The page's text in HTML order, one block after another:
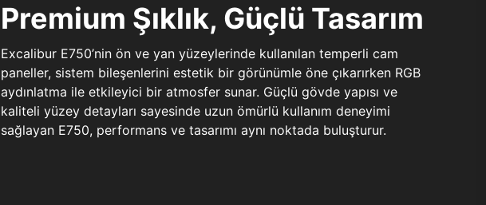
Premium Şıklık, Güçlü Tasarım
Excalibur E750’nin ön ve yan yüzeylerinde kullanılan temperli cam
paneller, sistem bileşenlerini estetik bir görünümle öne çıkarırken RGB
aydınlatma ile etkileyici bir atmosfer sunar. Güçlü gövde yapısı ve
kaliteli yüzey detayları sayesinde uzun ömürlü kullanım deneyimi
sağlayan E750, performans ve tasarımı aynı noktada buluşturur.